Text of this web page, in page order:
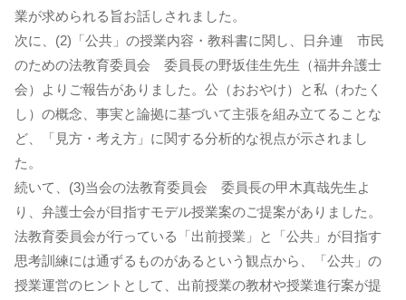
業が求められる旨お話しされました。
次に、(2)「公共」の授業内容・教科書に関し、日弁連 市民
のための法教育委員会 委員長の野坂佳生先生（福井弁護士
会）よりご報告がありました。公（おおやけ）と私（わたく
し）の概念、事実と論拠に基づいて主張を組み立てることな
ど、「見方・考え方」に関する分析的な視点が示されまし
た。
続いて、(3)当会の法教育委員会 委員長の甲木真哉先生よ
り、弁護士会が目指すモデル授業案のご提案がありました。
法教育委員会が行っている「出前授業」と「公共」が目指す
思考訓練には通ずるものがあるという観点から、「公共」の
授業運営のヒントとして、出前授業の教材や授業進行案が提